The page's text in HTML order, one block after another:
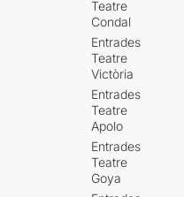
Teatre
Condal
Entrades
Teatre
Victòria
Entrades
Teatre
Apolo
Entrades
Teatre
Goya